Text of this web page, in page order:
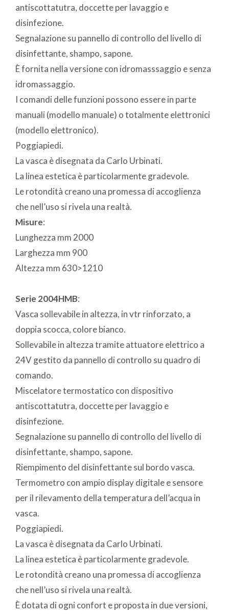
antiscottatutra, doccette per lavaggio e
disinfezione.
Segnalazione su pannello di controllo del livello di
disinfettante, shampo, sapone.
È fornita nella versione con idromasssaggio e senza
idromassaggio.
I comandi delle funzioni possono essere in parte
manuali (modello manuale) o totalmente elettronici
(modello elettronico).
Poggiapiedi.
La vasca è disegnata da Carlo Urbinati.
La linea estetica è particolarmente gradevole.
Le rotondità creano una promessa di accoglienza
che nell’uso si rivela una realtà.
Misure:
Lunghezza mm 2000
Larghezza mm 900
Altezza mm 630>1210
Serie 2004HMB:
Vasca sollevabile in altezza, in vtr rinforzato, a
doppia scocca, colore bianco.
Sollevabile in altezza tramite attuatore elettrico a
24V gestito da pannello di controllo su quadro di
comando.
Miscelatore termostatico con dispositivo
antiscottatutra, doccette per lavaggio e
disinfezione.
Segnalazione su pannello di controllo del livello di
disinfettante, shampo, sapone.
Riempimento del disinfettante sul bordo vasca.
Termometro con ampio display digitale e sensore
per il rilevamento della temperatura dell’acqua in
vasca.
Poggiapiedi.
La vasca è disegnata da Carlo Urbinati.
La linea estetica è particolarmente gradevole.
Le rotondità creano una promessa di accoglienza
che nell’uso si rivela una realtà.
È dotata di ogni confort e proposta in due versioni,